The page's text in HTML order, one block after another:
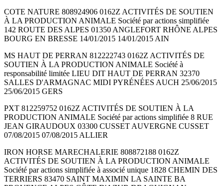
COTE NATURE 808924906 0162Z ACTIVITÉS DE SOUTIEN
À LA PRODUCTION ANIMALE Société par actions simplifiée
142 ROUTE DES ALPES 01350 ANGLEFORT RHÔNE ALPES
BOURG EN BRESSE 14/01/2015 14/01/2015 AIN
MS HAUT DE PERRAN 812222743 0162Z ACTIVITÉS DE
SOUTIEN À LA PRODUCTION ANIMALE Société à
responsabilité limitée LIEU DIT HAUT DE PERRAN 32370
SALLES D'ARMAGNAC MIDI PYRÉNÉES AUCH 25/06/2015
25/06/2015 GERS
PXT 812259752 0162Z ACTIVITÉS DE SOUTIEN À LA
PRODUCTION ANIMALE Société par actions simplifiée 8 RUE
JEAN GIRAUDOUX 03300 CUSSET AUVERGNE CUSSET
07/08/2015 07/08/2015 ALLIER
IRON HORSE MARECHALERIE 808872188 0162Z
ACTIVITÉS DE SOUTIEN À LA PRODUCTION ANIMALE
Société par actions simplifiée à associé unique 1828 CHEMIN DES
TERRIERS 83470 SAINT MAXIMIN LA SAINTE BA